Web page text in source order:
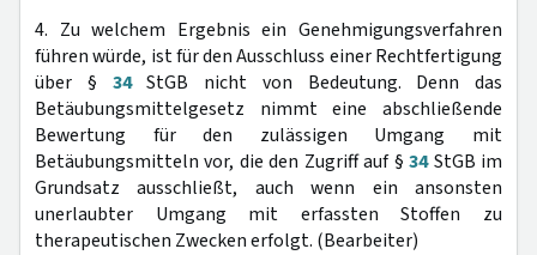
4. Zu welchem Ergebnis ein Genehmigungsverfahren
führen würde, ist für den Ausschluss einer Rechtfertigung
über § 34StGB nicht von Bedeutung. Denn das
Betäubungsmittelgesetz nimmt eine abschließende
Bewertung für den zulässigen Umgang mit
Betäubungsmitteln vor, die den Zugriff auf §34StGB im
Grundsatz ausschließt, auch wenn ein ansonsten
unerlaubter Umgang mit erfassten Stoffen zu
therapeutischen Zwecken erfolgt. (Bearbeiter)